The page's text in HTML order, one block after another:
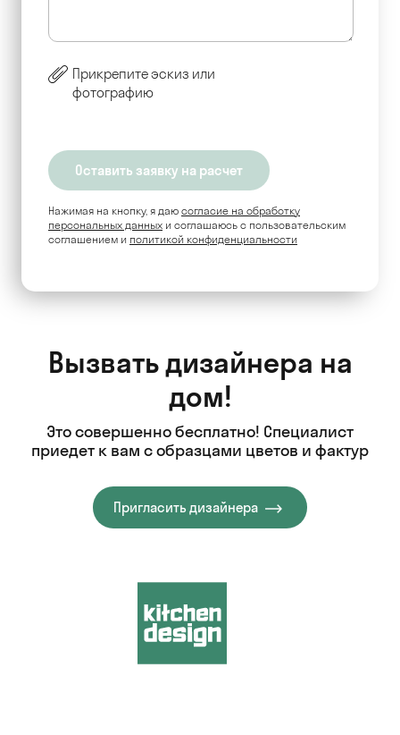
Прикрепите эскиз или
фотографию
Нажимая на кнопку, я даю согласие на обработку
персональных данных и соглашаюсь c пользовательским
соглашением и политикой конфиденциальности
Вызвать дизайнера на
дом!
Это совершенно бесплатно! Специалист
приедет к вам с образцами цветов и фактур
Пригласить дизайнера